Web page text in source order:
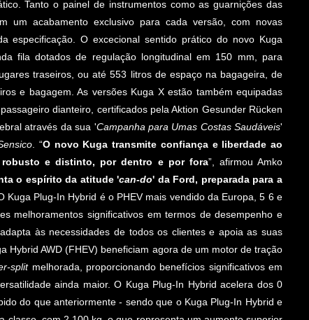
Tanto o painel de instrumentos como as guarnições das
um acabamento exclusivo para cada versão, com novas
especificação. O excecional sentido prático do novo Kuga
fila dotados de regulação longitudinal em 150 mm, para
traseiros, ou até 553 litros de espaço na bagageira, de
e bagagem. As versões Kuga X estão também equipadas
dianteiro, certificados pela Aktion Gesunder Rücken
através da sua 'Campanha para Umas Costas Saudáveis'
. “O novo Kuga transmite confiança e liberdade ao
e distinto, por dentro e por fora”, afirmou Amko
o espírito da atitude 'can-do' da Ford, preparada para a
Kuga Plug-In Hybrid é o PHEV mais vendido da Europa, 5 6 e
melhoramentos significativos em termos de desempenho e
às necessidades de todos os clientes e apoia as suas
Hybrid AWD (FHEV) beneficiam agora de um motor de tração
splitmelhorada, proporcionando benefícios significativos em
ainda maior. O Kuga Plug-In Hybrid acelera dos 0
do que anteriormente - sendo que o Kuga Plug-In Hybrid e